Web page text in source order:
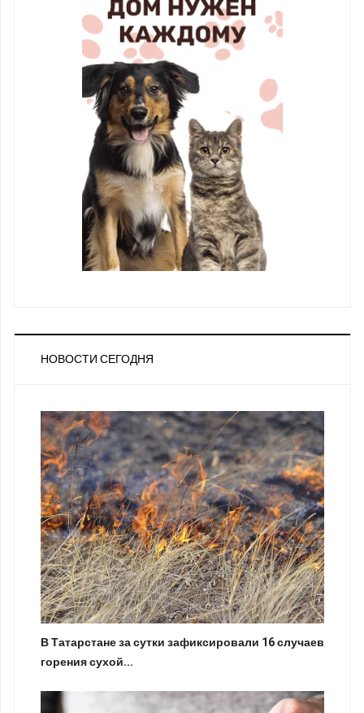
НОВОСТИ СЕГОДНЯ
В Татарстане за сутки зафиксировали 16 случаев
горения сухой...